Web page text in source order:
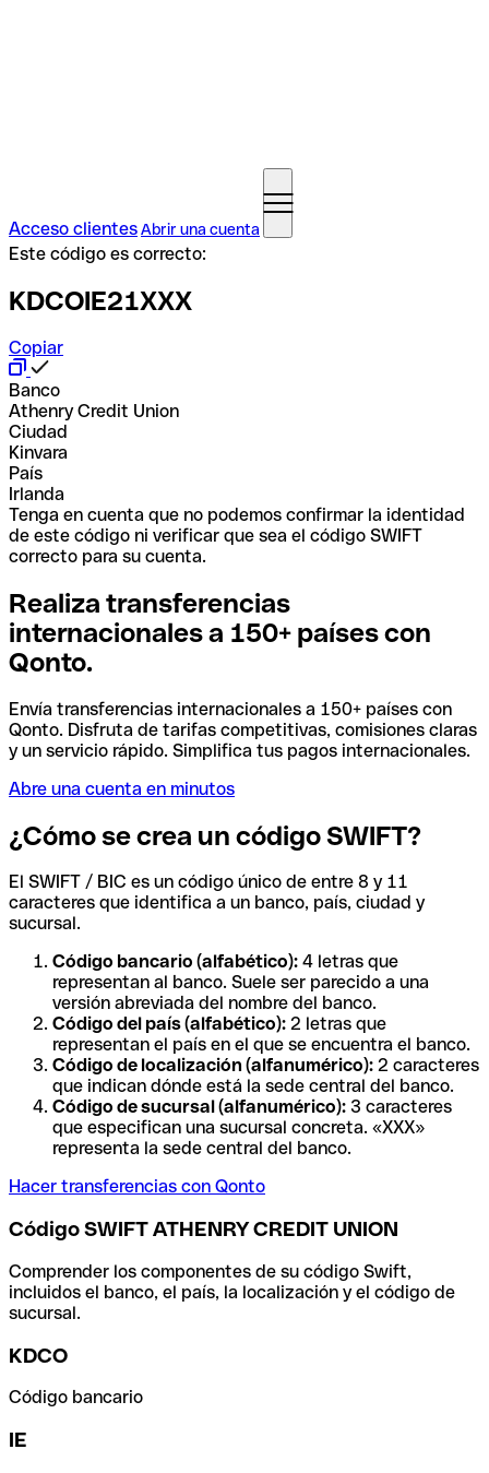
Acceso clientesAbrir una cuenta
Este código es correcto:
KDCOIE21XXX
Copiar
Banco
Athenry Credit Union
Ciudad
Kinvara
País
Irlanda
Tenga en cuenta que no podemos confirmar la identidad
de este código ni verificar que sea el código SWIFT
correcto para su cuenta.
Realiza transferencias
internacionales a 150+ países con
Qonto.
Envía transferencias internacionales a 150+ países con
Qonto. Disfruta de tarifas competitivas, comisiones claras
y un servicio rápido. Simplifica tus pagos internacionales.
Abre una cuenta en minutos
¿Cómo se crea un código SWIFT?
El SWIFT / BIC es un código único de entre 8 y 11
caracteres que identifica a un banco, país, ciudad y
sucursal.
Código bancario (alfabético): 4 letras que
representan al banco. Suele ser parecido a una
versión abreviada del nombre del banco.
Código del país (alfabético): 2 letras que
representan el país en el que se encuentra el banco.
Código de localización (alfanumérico): 2 caracteres
que indican dónde está la sede central del banco.
Código de sucursal (alfanumérico): 3 caracteres
que especifican una sucursal concreta. «XXX»
representa la sede central del banco.
Hacer transferencias con Qonto
Código SWIFT ATHENRY CREDIT UNION
Comprender los componentes de su código Swift,
incluidos el banco, el país, la localización y el código de
sucursal.
KDCO
Código bancario
IE